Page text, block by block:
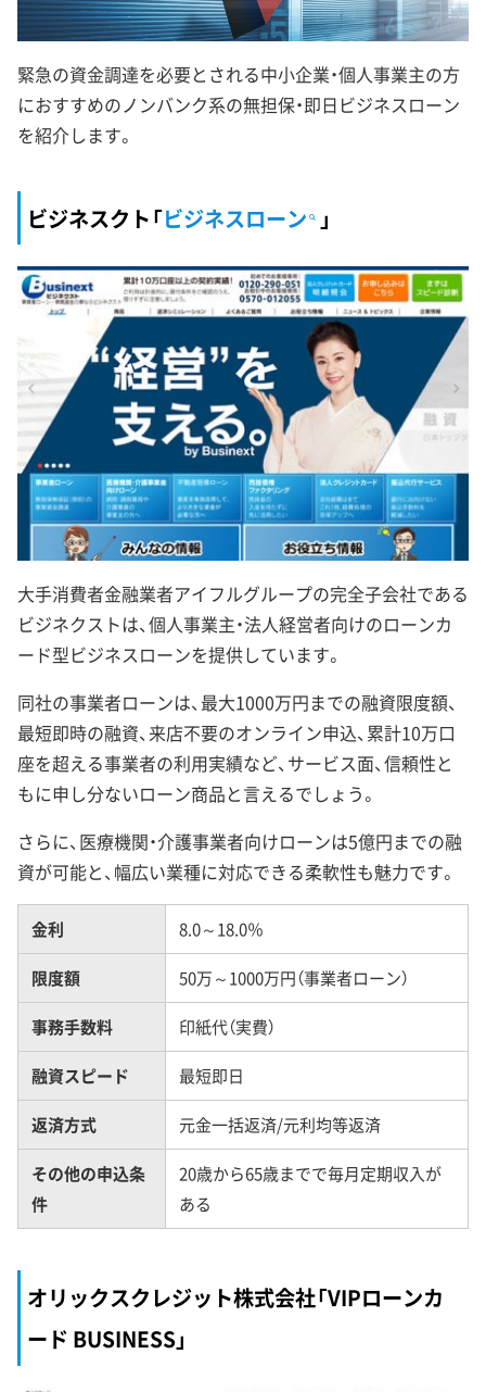
緊急の資金調達を必要とされる中小企業・個人事業主の方
におすすめのノンバンク系の無担保・即日ビジネスローン
を紹介します。
ビジネスクト「ビジネスローン 」
大手消費者金融業者アイフルグループの完全子会社である
ビジネクストは、個人事業主・法人経営者向けのローンカ
ード型ビジネスローンを提供しています。
同社の事業者ローンは、最大1000万円までの融資限度額、
最短即時の融資、来店不要のオンライン申込、累計10万口
座を超える事業者の利用実績など、サービス面、信頼性と
もに申し分ないローン商品と言えるでしょう。
さらに、医療機関・介護事業者向けローンは5億円までの融
資が可能と、幅広い業種に対応できる柔軟性も魅力です。
金利 8.0～18.0％
限度額 50万～1000万円（事業者ローン）
事務手数料 印紙代（実費）
融資スピード 最短即日
返済方式 元金一括返済/元利均等返済
その他の申込条
件
20歳から65歳までで毎月定期収入が
ある
オリックスクレジット株式会社「VIPローンカ
ード BUSINESS」